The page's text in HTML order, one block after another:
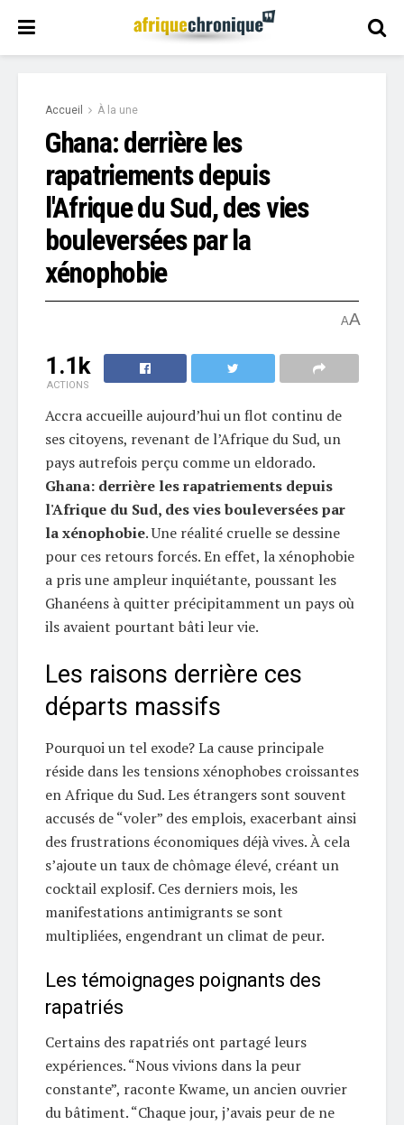
Accueil À la une
Ghana: derrière les
rapatriements depuis
l'Afrique du Sud, des vies
bouleversées par la
xénophobie
AA
1.1k
ACTIONS
Accra accueille aujourd’hui un flot continu de
ses citoyens, revenant de l’Afrique du Sud, un
pays autrefois perçu comme un eldorado.
Ghana: derrière les rapatriements depuis
l'Afrique du Sud, des vies bouleversées par
la xénophobie. Une réalité cruelle se dessine
pour ces retours forcés. En effet, la xénophobie
a pris une ampleur inquiétante, poussant les
Ghanéens à quitter précipitamment un pays où
ils avaient pourtant bâti leur vie.
Les raisons derrière ces
départs massifs
Pourquoi un tel exode? La cause principale
réside dans les tensions xénophobes croissantes
en Afrique du Sud. Les étrangers sont souvent
accusés de “voler” des emplois, exacerbant ainsi
des frustrations économiques déjà vives. À cela
s’ajoute un taux de chômage élevé, créant un
cocktail explosif. Ces derniers mois, les
manifestations antimigrants se sont
multipliées, engendrant un climat de peur.
Les témoignages poignants des
rapatriés
Certains des rapatriés ont partagé leurs
expériences. “Nous vivions dans la peur
constante”, raconte Kwame, un ancien ouvrier
du bâtiment. “Chaque jour, j’avais peur de ne